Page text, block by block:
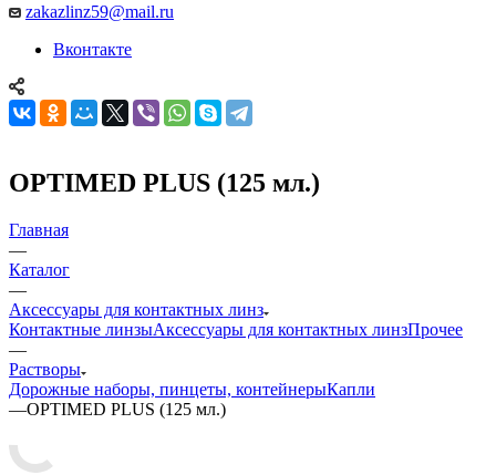
zakazlinz59@mail.ru
Вконтакте
OPTIMED PLUS (125 мл.)
Главная
—
Каталог
—
Аксессуары для контактных линз
Контактные линзыАксессуары для контактных линзПрочее
—
Растворы
Дорожные наборы, пинцеты, контейнерыКапли
—OPTIMED PLUS (125 мл.)